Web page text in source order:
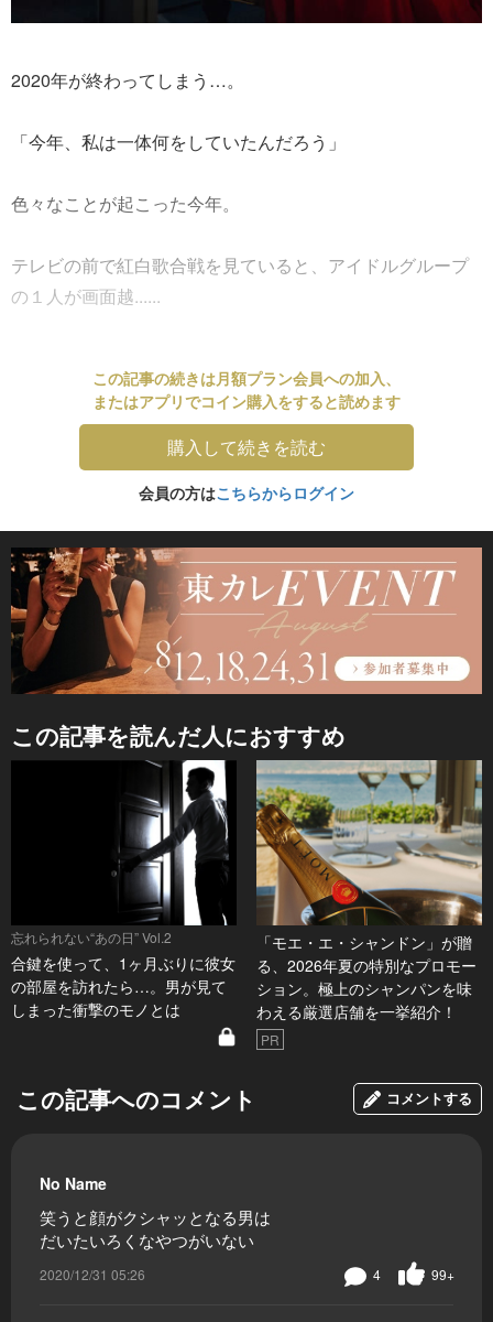
2020年が終わってしまう…。
「今年、私は一体何をしていたんだろう」
色々なことが起こった今年。
テレビの前で紅白歌合戦を見ていると、アイドルグループ
の１人が画面越......
この記事の続きは月額プラン会員への加入、
またはアプリでコイン購入をすると読めます
購入して続きを読む
会員の方はこちらからログイン
この記事を読んだ人におすすめ
忘れられない“あの日” Vol.2
合鍵を使って、1ヶ月ぶりに彼女
の部屋を訪れたら…。男が見て
しまった衝撃のモノとは
「モエ・エ・シャンドン」が贈
る、2026年夏の特別なプロモー
ション。極上のシャンパンを味
わえる厳選店舗を一挙紹介！
PR
この記事へのコメント コメントする
No Name
笑うと顔がクシャッとなる男は
だいたいろくなやつがいない
2020/12/31 05:26 99+
4